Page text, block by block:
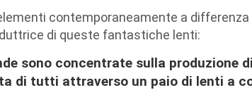
contemporaneamente a differenza
di queste fantastiche lenti:
sono concentrate sulla produzione
di tutti attraverso un paio di lenti a